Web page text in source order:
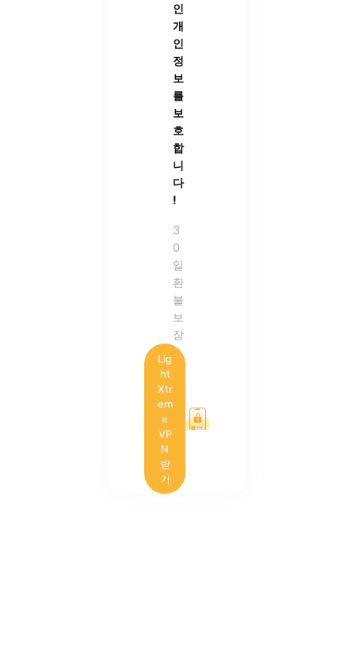
인
개
인
정
보
를
보
호
합
니
다
!
3
0
일
환
불
보
장
Lig
ht
Xtr
em
e
VP
N
받
기